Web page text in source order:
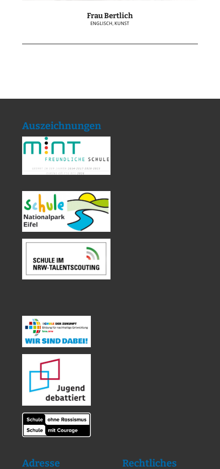
Frau Bertlich
ENGLISCH, KUNST
Auszeichnungen
Adresse Rechtliches